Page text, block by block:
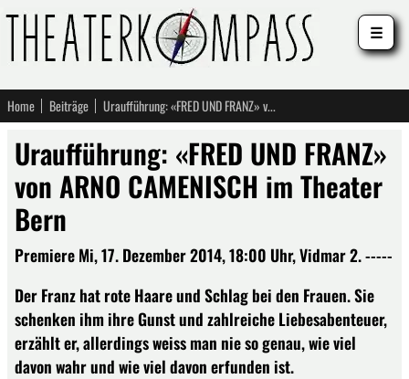
Home Beiträge Uraufführung: «FRED UND FRANZ» von ARNO CAMENISCH im Theater Bern
Uraufführung: «FRED UND FRANZ»
von ARNO CAMENISCH im Theater
Bern
Premiere Mi, 17. Dezember 2014, 18:00 Uhr, Vidmar 2. -----
Der Franz hat rote Haare und Schlag bei den Frauen. Sie
schenken ihm ihre Gunst und zahlreiche Liebesabenteuer,
erzählt er, allerdings weiss man nie so genau, wie viel
davon wahr und wie viel davon erfunden ist.
☰